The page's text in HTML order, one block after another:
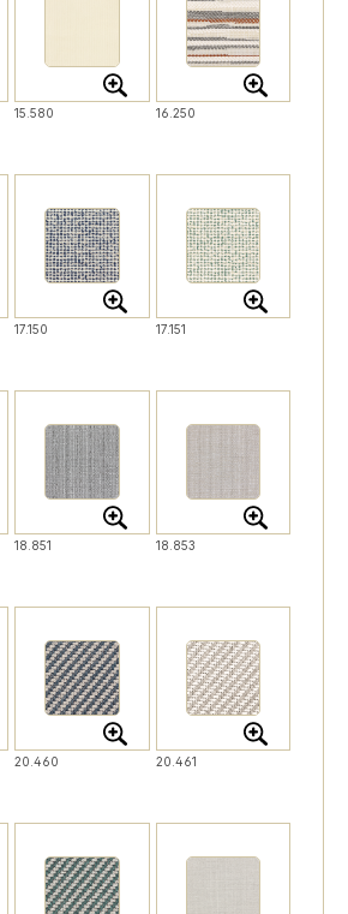
15.580 16.250
17.150 17.151
18.851 18.853
20.460 20.461